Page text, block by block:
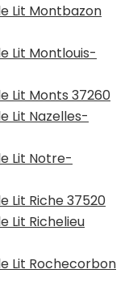
Lit Montbazon
Lit Montlouis-
Lit Monts 37260
Lit Nazelles-
Lit Notre-
Lit Riche 37520
Lit Richelieu
Lit Rochecorbon